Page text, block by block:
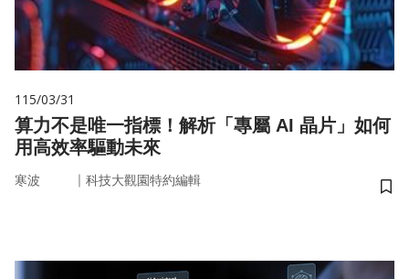
115/03/31
算力不是唯一指標！解析「專屬 AI 晶片」如何
用高效率驅動未來
寒波 ｜ 科技大觀園特約編輯
儲